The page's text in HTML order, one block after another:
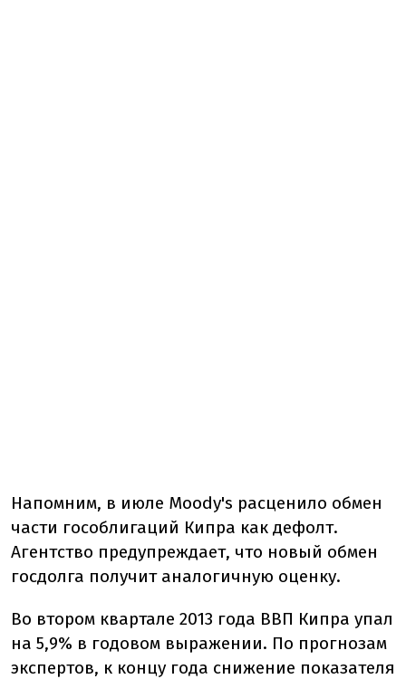
Напомним, в июле Moody's расценило обмен
части гособлигаций Кипра как дефолт.
Агентство предупреждает, что новый обмен
госдолга получит аналогичную оценку.
Во втором квартале 2013 года ВВП Кипра упал
на 5,9% в годовом выражении. По прогнозам
экспертов, к концу года снижение показателя